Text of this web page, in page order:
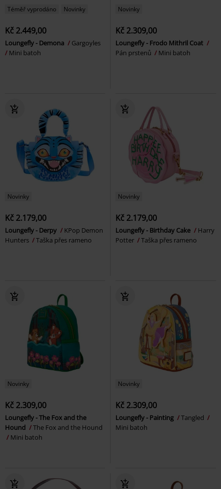
Téměř vyprodáno Novinky
Kč 2.449,00
Loungefly - Demona
Gargoyles
Mini batoh
Novinky
Kč 2.309,00
Loungefly - Frodo Mithril Coat
Pán prstenů
Mini batoh
Novinky
Kč 2.179,00
Loungefly - Derpy
KPop Demon
Hunters
Taška přes rameno
Novinky
Kč 2.179,00
Loungefly - Birthday Cake
Harry
Potter
Taška přes rameno
Novinky
Kč 2.309,00
Loungefly - The Fox and the
Hound
The Fox and the Hound
Mini batoh
Novinky
Kč 2.309,00
Loungefly - Painting
Tangled
Mini batoh